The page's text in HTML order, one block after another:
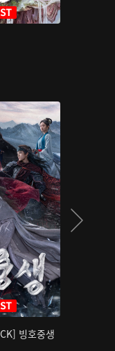
빙호중생